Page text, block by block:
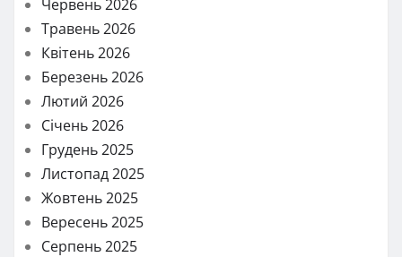
Червень 2026
Травень 2026
Квітень 2026
Березень 2026
Лютий 2026
Січень 2026
Грудень 2025
Листопад 2025
Жовтень 2025
Вересень 2025
Серпень 2025